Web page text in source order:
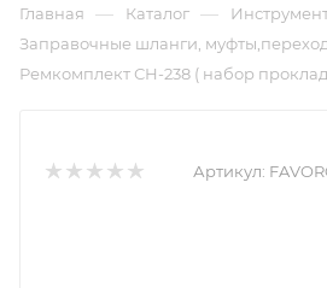
Главная — Каталог —
Заправочные шланги,
Ремкомплект СН-238 ( набор
Артикул: